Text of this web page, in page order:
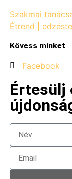
Szakmai
Étrend |
Kövess minket
Facebook
Értesülj